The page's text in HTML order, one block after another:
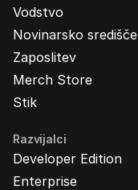
Vodstvo
Novinarsko središče
Zaposlitev
Merch Store
Stik
Razvijalci
Developer Edition
Enterprise